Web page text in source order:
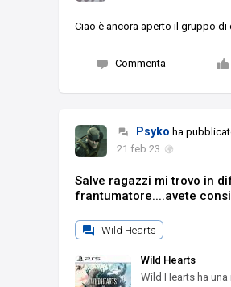
Ciao è ancora aperto il gruppo di
Commenta
Psyko ha
21 feb 23
Salve ragazzi mi trovo in
frantumatore....avete
Wild Hearts
Wild Hearts
Wild Hearts ha